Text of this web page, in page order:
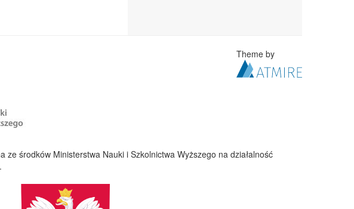
Theme by
środków Ministerstwa Nauki i Szkolnictwa Wyższego na działalność